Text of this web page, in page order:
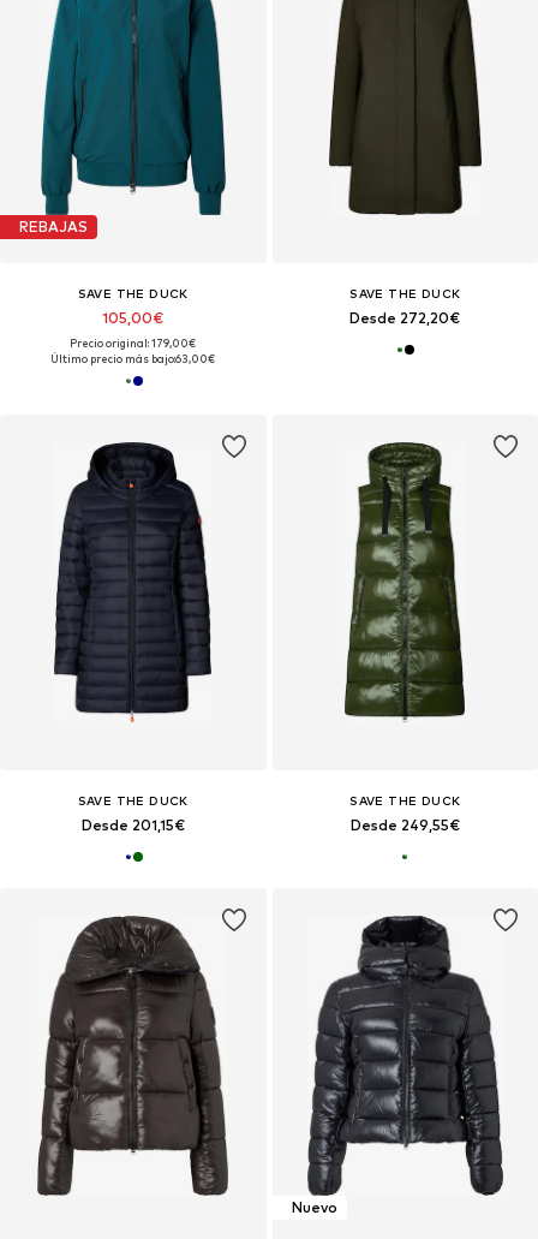
REBAJAS
SAVE THE DUCK
105,00€
Precio original: 179,00€
Último precio más bajo:63,00€
SAVE THE DUCK
Desde 272,20€
SAVE THE DUCK
Desde 201,15€
SAVE THE DUCK
Desde 249,55€
Nuevo